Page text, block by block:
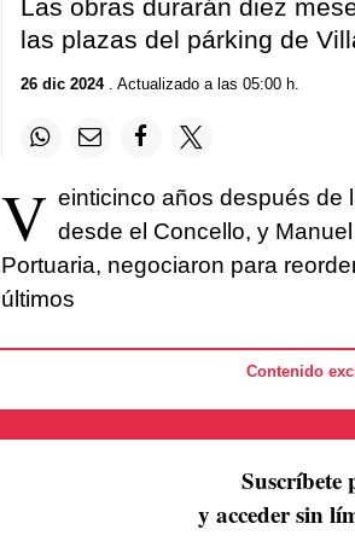
Las obras durarán diez
las plazas del párking de
26 dic 2024. Actualizado a las 05:00 h.
V einticinco años después de
desde el Concello, y
Portuaria, negociaron para
últimos
Contenido
Suscríbete
y acceder sin